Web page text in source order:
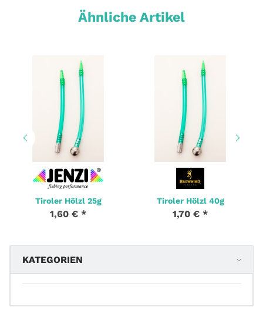
Ähnliche Artikel
Tiroler Hölzl 25g
1,60 € *
Tiroler Hölzl 40g
1,70 € *
KATEGORIEN